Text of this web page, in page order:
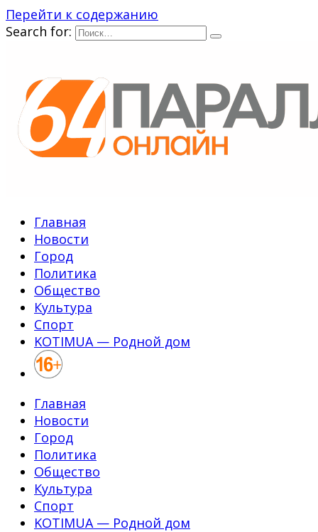
Перейти к содержанию
Search for:
Главная
Новости
Город
Политика
Общество
Культура
Спорт
KOTIMUA — Родной дом
Главная
Новости
Город
Политика
Общество
Культура
Спорт
KOTIMUA — Родной дом